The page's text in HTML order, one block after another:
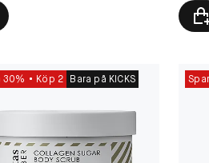
30% Köp 2 Bara på KICKS